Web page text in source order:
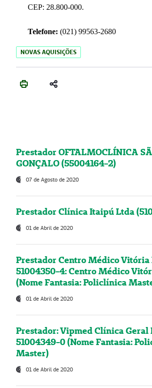
CEP: 28.800-000.
Telefone: (021) 99563-2680
NOVAS AQUISIÇÕES
Prestador OFTALMOCLÍNICA
GONÇALO (55004164-2)
07 de Agosto de 2020
Prestador Clínica Itaipú Ltda
01 de Abril de 2020
Prestador Centro Médico Vitória
51004350-4: Centro Médico
(Nome Fantasia: Policlínica
01 de Abril de 2020
Prestador: Vipmed Clínica Geral
51004349-0 (Nome Fantasia:
Master)
01 de Abril de 2020